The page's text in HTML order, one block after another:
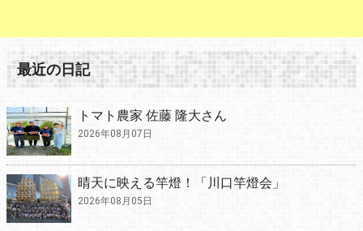
最近の日記
トマト農家 佐藤 隆大さん
2026年08月07日
晴天に映える竿燈！「川口竿燈会」
2026年08月05日